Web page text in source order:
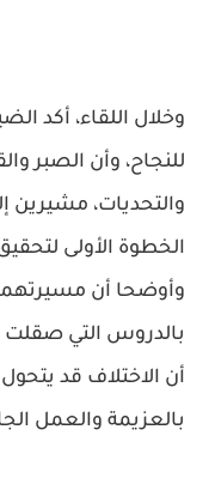
وخلال اللقاء، أكد
للنجاح، وأن الصبر
والتحديات، مشيرين
الخطوة الأولى
وأوضحا أن
بالدروس التي صقلت
أن الاختلاف قد
بالعزيمة والعمل